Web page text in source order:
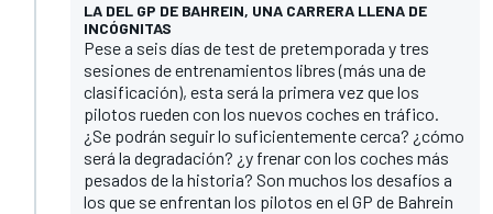
LA DEL GP DE BAHREIN, UNA CARRERA LLENA DE
INCÓGNITAS
Pese a seis días de test de pretemporada y tres
sesiones de entrenamientos libres (más una de
clasificación), esta será la primera vez que los
pilotos rueden con los nuevos coches en tráfico.
¿Se podrán seguir lo suficientemente cerca? ¿cómo
será la degradación? ¿y frenar con los coches más
pesados de la historia? Son muchos los desafíos a
los que se enfrentan los pilotos en el GP de Bahrein